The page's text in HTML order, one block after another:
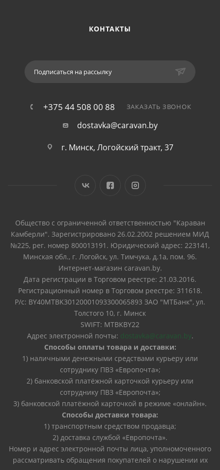
КОНТАКТЫ
Подписаться на рассылку
+375 44 508 00 88 ЗАКАЗАТЬ ЗВОНОК
dostavka@caravan.by
г. Минск, Логойский тракт, 37
Общество с ограниченной ответственностью "Караван
Камберли". Зарегистрировано 26.02.2002 решением МИД
№225, рег. номер 800013191. Юридический адрес: 223141,
Минская обл., г. Логойск, ул. Тимчука, д.1а, пом. 96.
Интернет-магазин caravan.by.
Дата регистрации в Торговом реестре: 21.03.2016.
Регистрационный номер в Торговом реестре: 311618.
Р/с: BY40MTBK30120001093300065893 ЗАО "МТБанк", ул.
Толстого 10, г. Минск
SWIFT: MTBKBY22
Адрес электронной почты: dostavka@caravan.by.
Способы оплаты товара и доставки:
1) наличными денежными средствами курьеру или
сотруднику ПВЗ «Европочта»;
2) банковской платёжной карточкой курьеру или
сотруднику ПВЗ «Европочта»;
3) банковской платёжной карточкой в режиме «онлайн».
Способы доставки товара:
1) транспортным средством продавца;
2) доставка службой «Европочта».
Номер и адрес электронной почты лица, уполномоченного
рассматривать обращения покупателей о нарушении их